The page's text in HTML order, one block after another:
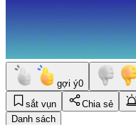
gợi ý0
sắt vụn
Chia sẻ
Danh sách